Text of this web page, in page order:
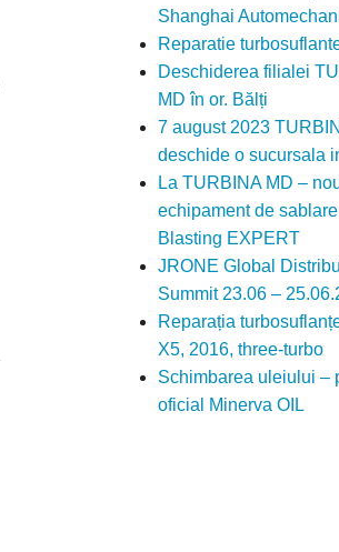
Shanghai
Reparatie
Deschiderea filialei
MD în or. Bălți
7 august 2023
deschide o sucursala
La TURBINA MD –
echipament de
Blasting EXPERT
JRONE Global
Summit 23.06 –
Reparația
X5, 2016, three-turbo
Schimbarea uleiului –
oficial Minerva OIL